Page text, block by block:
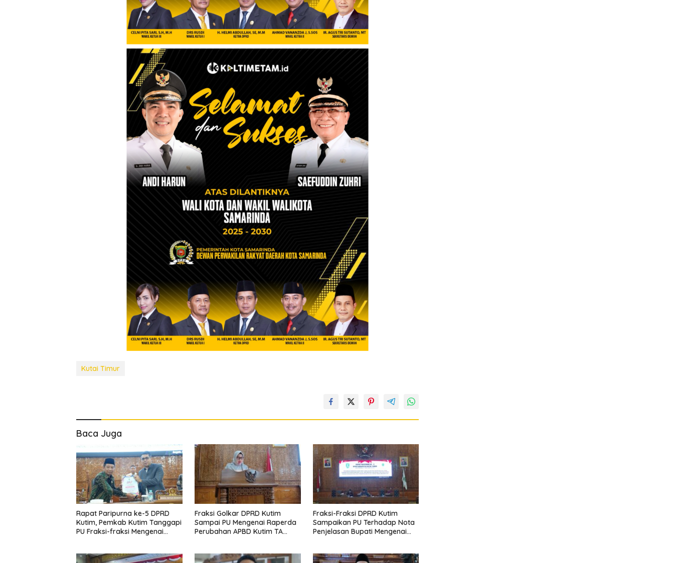
Kutai Timur
Baca Juga
Rapat Paripurna ke-5 DPRD
Kutim, Pemkab Kutim Tanggapi
PU Fraksi-fraksi Mengenai
Fraksi Golkar DPRD Kutim
Sampai PU Mengenai Raperda
Perubahan APBD Kutim TA
Fraksi-Fraksi DPRD Kutim
Sampaikan PU Terhadap Nota
Penjelasan Bupati Mengenai